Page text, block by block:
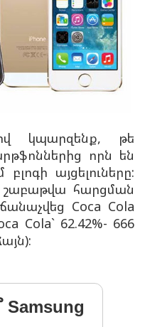
կպարզենք, թե
որն են
այցելուները:
հարցման
Coca Cola
Cola` 62.42%- 666
Samsung